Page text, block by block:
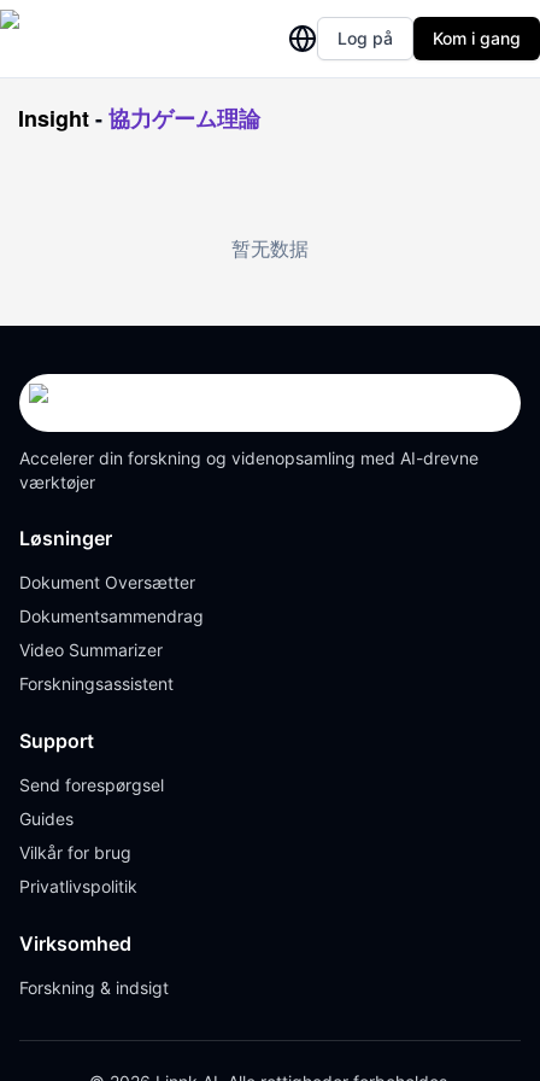
Log på Kom i gang
Insight-協力ゲーム理論
暂无数据
Accelerer din forskning og videnopsamling med AI-drevne
værktøjer
Løsninger
Dokument Oversætter
Dokumentsammendrag
Video Summarizer
Forskningsassistent
Support
Send forespørgsel
Guides
Vilkår for brug
Privatlivspolitik
Virksomhed
Forskning & indsigt